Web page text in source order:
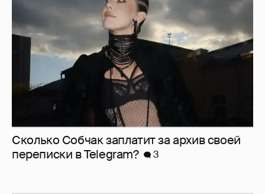
Сколько Собчак заплатит за архив своей
перeписки в Telegram?
3